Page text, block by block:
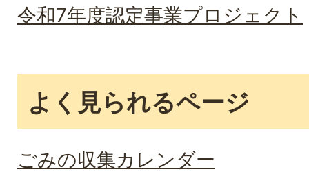
令和7年度認定事業プロジェクト
よく見られるページ
ごみの収集カレンダー